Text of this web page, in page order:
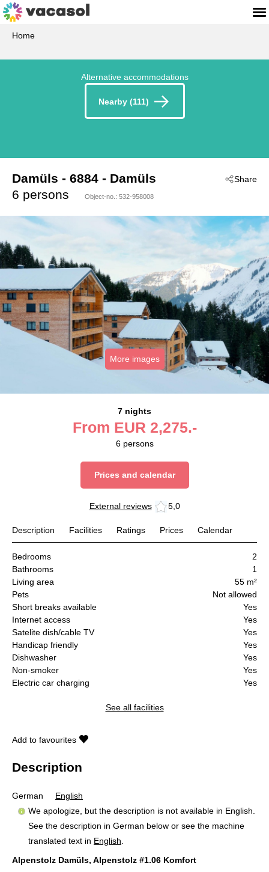
Home
Alternative accommodations
Nearby (111)
Share
Damüls - 6884 - Damüls
6 persons
Object-no.: 532-958008
More images
7 nights
From EUR 2,275.-
6 persons
Prices and calendar
External reviews 5,0
Description Facilities Ratings Prices Calendar
Bedrooms
2
Bathrooms
1
Living area
55 m²
Pets
Not allowed
Short breaks available
Yes
Internet access
Yes
Satelite dish/cable TV
Yes
Handicap friendly
Yes
Dishwasher
Yes
Non-smoker
Yes
Electric car charging
Yes
See all facilities
Add to favourites
Description
German
English
We apologize, but the description is not available in English.
See the description in German below or see the machine
translated text in English
Alpenstolz Damüls, Alpenstolz #1.06 Komfort